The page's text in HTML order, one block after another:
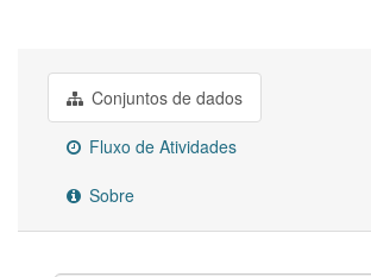
Conjuntos de dados
Fluxo de Atividades
Sobre